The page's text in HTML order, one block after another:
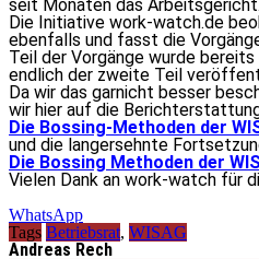
seit Monaten das Arbeitsgericht.
Die Initiative work-watch.de
ebenfalls und fasst die
Teil der Vorgänge wurde
endlich der zweite Teil
Da wir das garnicht besser
wir hier auf die
Die Bossing-Methoden der
und die langersehnte
Die Bossing Methoden der
Vielen Dank an work-watch für
WhatsApp
Tags Betriebsrat, WISAG
Andreas Rech